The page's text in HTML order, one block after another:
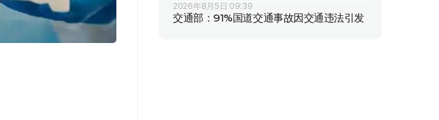
2026年8月5日 09:39
交通部：91%国道交通事故因交通违法引发